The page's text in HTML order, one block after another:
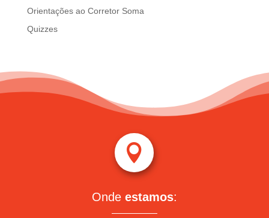
Orientações ao Corretor Soma
Quizzes

Onde estamos: